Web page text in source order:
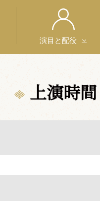
演目と配役
上演時間